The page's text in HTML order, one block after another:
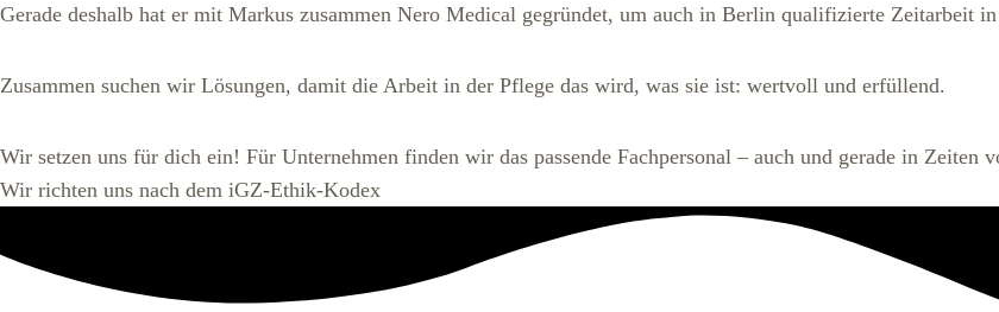
Gerade deshalb hat er mit Markus zusammen Nero Medical gegründet, um auch in Berlin qualifizierte Zeitarbeit
Zusammen suchen wir Lösungen, damit die Arbeit in der Pflege das wird, was sie ist: wertvoll und erfüllend.
Wir setzen uns für dich ein! Für Unternehmen finden wir das passende Fachpersonal – auch und gerade in Zeiten
Wir richten uns nach dem iGZ-Ethik-Kodex